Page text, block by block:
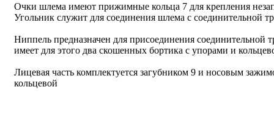
Очки шлема имеют прижимные кольца 7 для крепления
Угольник служит для соединения шлема с соединительной
Ниппель предназначен для присоединения соединительной
имеет для этого два скошенных бортика с упорами и
Лицевая часть комплектуется загубником 9 и носовым
кольцевой